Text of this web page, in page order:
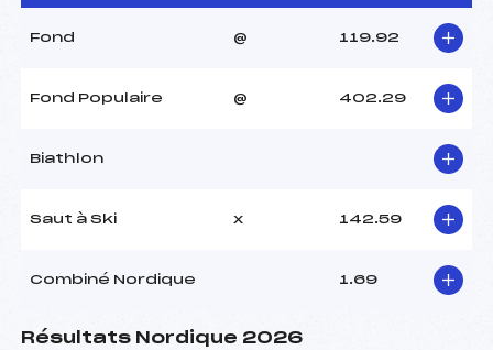
Fond @ 119.92
Fond Populaire @ 402.29
Biathlon
Saut à Ski x 142.59
Combiné Nordique 1.69
Résultats Nordique 2026